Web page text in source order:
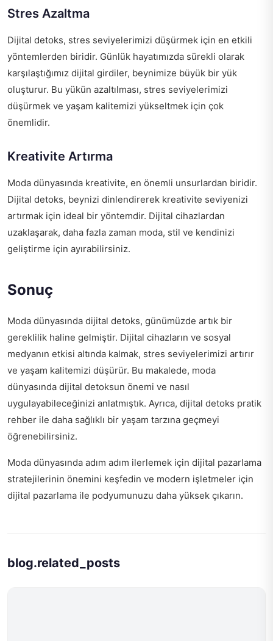
Stres Azaltma
Dijital detoks, stres seviyelerimizi düşürmek için en etkili
yöntemlerden biridir. Günlük hayatımızda sürekli olarak
karşılaştığımız dijital girdiler, beynimize büyük bir yük
oluşturur. Bu yükün azaltılması, stres seviyelerimizi
düşürmek ve yaşam kalitemizi yükseltmek için çok
önemlidir.
Kreativite Artırma
Moda dünyasında kreativite, en önemli unsurlardan biridir.
Dijital detoks, beynizi dinlendirerek kreativite seviyenizi
artırmak için ideal bir yöntemdir. Dijital cihazlardan
uzaklaşarak, daha fazla zaman moda, stil ve kendinizi
geliştirme için ayırabilirsiniz.
Sonuç
Moda dünyasında dijital detoks, günümüzde artık bir
gereklilik haline gelmiştir. Dijital cihazların ve sosyal
medyanın etkisi altında kalmak, stres seviyelerimizi artırır
ve yaşam kalitemizi düşürür. Bu makalede, moda
dünyasında dijital detoksun önemi ve nasıl
uygulayabileceğinizi anlatmıştık. Ayrıca, dijital detoks pratik
rehber ile daha sağlıklı bir yaşam tarzına geçmeyi
öğrenebilirsiniz.
Moda dünyasında adım adım ilerlemek için dijital pazarlama
stratejilerinin önemini keşfedin ve modern işletmeler için
dijital pazarlama ile podyumunuzu daha yüksek çıkarın.
blog.related_posts